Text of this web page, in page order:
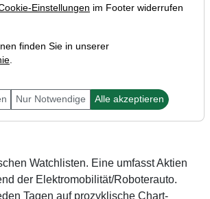
Watchlisten. Eine umfasst Aktien
der Elektromobilität/Roboterauto.
Tagen auf prozyklische Chart-
Einstellungen im Footer widerrufen
finden Sie in unserer
.
Nur Notwendige Alle akzeptieren